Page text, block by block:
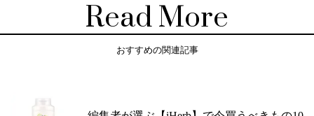
Read More
おすすめの関連記事